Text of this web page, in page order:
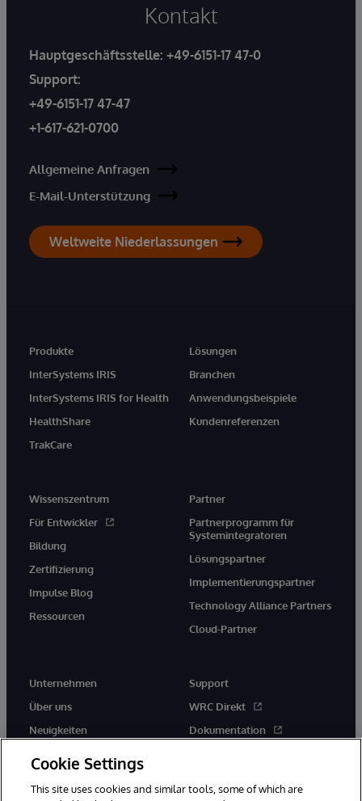
Kontakt
Hauptgeschäftsstelle: +49-6151-17 47-0
Support:
+49-6151-17 47-47
+1-617-621-0700
Allgemeine Anfragen
E-Mail-Unterstützung
Weltweite Niederlassungen
Produkte
InterSystems IRIS
InterSystems IRIS for Health
HealthShare
TrakCare
Lösungen
Branchen
Anwendungsbeispiele
Kundenreferenzen
Wissenszentrum
Für Entwickler
Bildung
Zertifizierung
Impulse Blog
Ressourcen
Partner
Partnerprogramm für
Systemintegratoren
Lösungspartner
Implementierungspartner
Technology Alliance Partners
Cloud-Partner
Unternehmen
Über uns
Neuigkeiten
Support
WRC Direkt
Dokumentation
Cookie Settings
This site uses cookies and similar tools, some of which are